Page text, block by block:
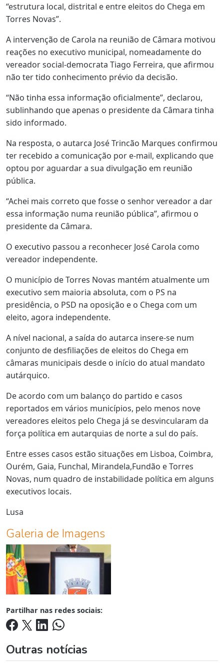
“estrutura local, distrital e entre eleitos do Chega em
Torres Novas”.
A intervenção de Carola na reunião de Câmara motivou
reações no executivo municipal, nomeadamente do
vereador social-democrata Tiago Ferreira, que afirmou
não ter tido conhecimento prévio da decisão.
“Não tinha essa informação oficialmente”, declarou,
sublinhando que apenas o presidente da Câmara tinha
sido informado.
Na resposta, o autarca José Trincão Marques confirmou
ter recebido a comunicação por e-mail, explicando que
optou por aguardar a sua divulgação em reunião
pública.
“Achei mais correto que fosse o senhor vereador a dar
essa informação numa reunião pública”, afirmou o
presidente da Câmara.
O executivo passou a reconhecer José Carola como
vereador independente.
O município de Torres Novas mantém atualmente um
executivo sem maioria absoluta, com o PS na
presidência, o PSD na oposição e o Chega com um
eleito, agora independente.
A nível nacional, a saída do autarca insere-se num
conjunto de desfiliações de eleitos do Chega em
câmaras municipais desde o início do atual mandato
autárquico.
De acordo com um balanço do partido e casos
reportados em vários municípios, pelo menos nove
vereadores eleitos pelo Chega já se desvincularam da
força política em autarquias de norte a sul do país.
Entre esses casos estão situações em Lisboa, Coimbra,
Ourém, Gaia, Funchal, Mirandela,Fundão e Torres
Novas, num quadro de instabilidade política em alguns
executivos locais.
Lusa
Galeria de Imagens
Partilhar nas redes sociais:
Outras notícias